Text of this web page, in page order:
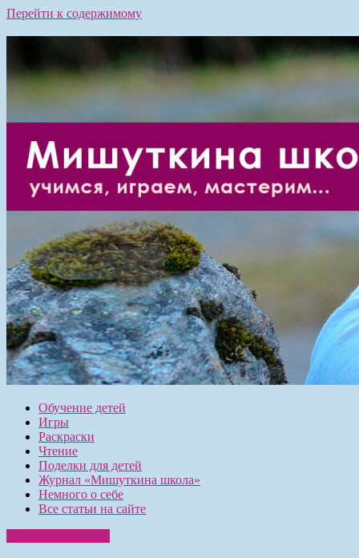
Перейти к содержимому
Обучение детей
Игры
Раскраски
Чтение
Поделки для детей
Журнал «Мишуткина школа»
Немного о себе
Все статьи на сайте